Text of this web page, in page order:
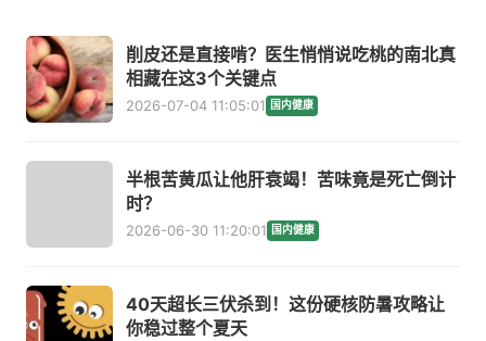
削皮还是直接啃？医生悄悄说吃桃的南北真
相藏在这3个关键点
2026-07-04 11:05:01 国内健康
半根苦黄瓜让他肝衰竭！苦味竟是死亡倒计
时？
2026-06-30 11:20:01 国内健康
40天超长三伏杀到！这份硬核防暑攻略让
你稳过整个夏天